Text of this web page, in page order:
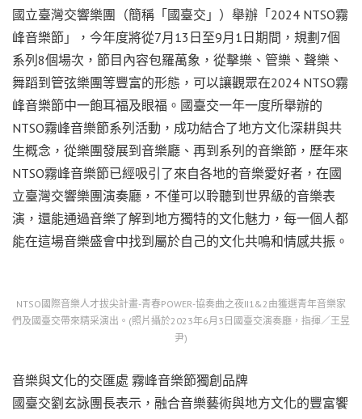
國立臺灣交響樂團（簡稱「國臺交」）舉辦「2024 NTSO霧
峰音樂節」，今年度將從7月13日至9月1日期間，規劃7個
系列8個場次，節目內容包羅萬象，從擊樂、管樂、聲樂、
舞蹈到管弦樂團等豐富的形態，可以讓觀眾在2024 NTSO霧
峰音樂節中一飽耳福及眼福。國臺交一年一度所舉辦的
NTSO霧峰音樂節系列活動，成功結合了地方文化深耕與共
生概念，從樂團發展到音樂廳、再到系列的音樂節，歷年來
NTSO霧峰音樂節已經吸引了來自各地的音樂愛好者，在國
立臺灣交響樂團演奏廳，不僅可以聆聽到世界級的音樂表
演，還能通過音樂了解到地方獨特的文化魅力，每一個人都
能在這場音樂盛會中找到屬於自己的文化共鳴和情感共振。
NTSO國際音樂人才拔尖計畫-青春POWER-協奏曲之夜II1&2由獲選青年音樂家
們及國臺交帶來精采演出。(照片攝於2023年6月3日國臺交演奏廳，指揮／王昱
尹)
音樂與文化的交匯處 霧峰音樂節獨創品牌
國臺交劉玄詠團長表示，融合音樂藝術與地方文化的豐富饗